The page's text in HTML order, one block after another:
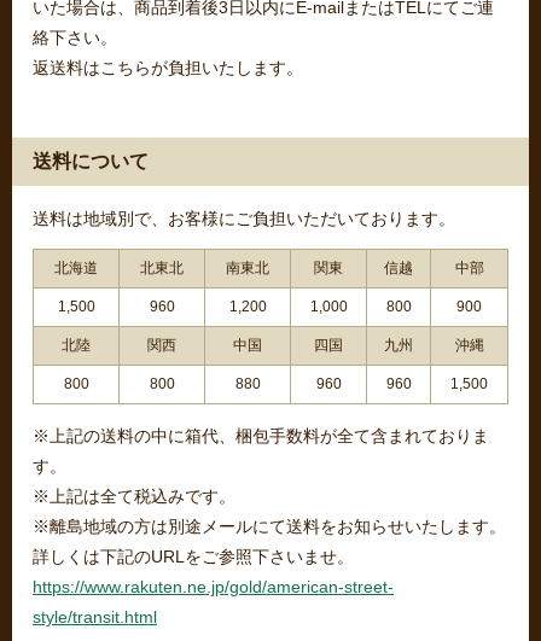
いた場合は、商品到着後3日以内にE-mailまたはTELにてご連
絡下さい。
返送料はこちらが負担いたします。
送料について
送料は地域別で、お客様にご負担いただいております。
北海道 北東北 南東北 関東 信越 中部
1,500 960 1,200 1,000 800 900
北陸 関西 中国 四国 九州 沖縄
800 800 880 960 960 1,500
※上記の送料の中に箱代、梱包手数料が全て含まれておりま
す。
※上記は全て税込みです。
※離島地域の方は別途メールにて送料をお知らせいたします。
詳しくは下記のURLをご参照下さいませ。
https://www.rakuten.ne.jp/gold/american-street-
style/transit.html